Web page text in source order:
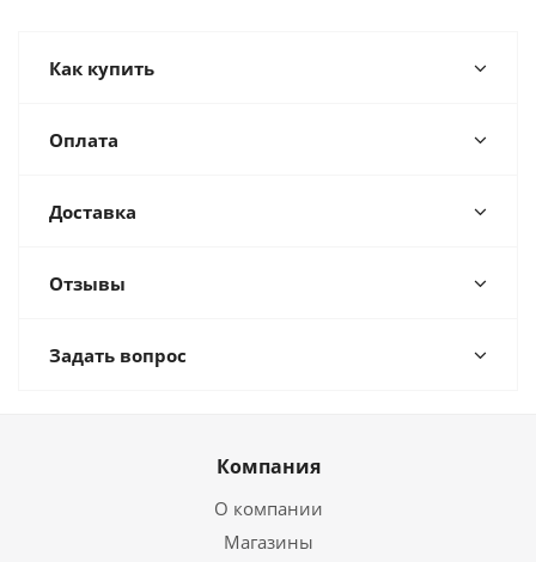
Как купить
Оплата
Доставка
Отзывы
Задать вопрос
Компания
О компании
Магазины